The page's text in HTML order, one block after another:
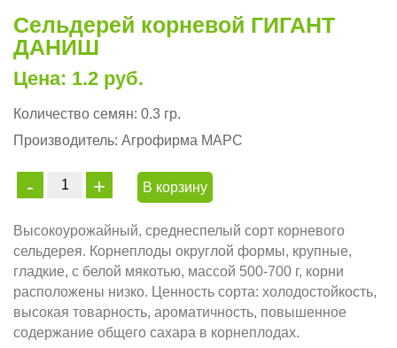
Сельдерей корневой ГИГАНТ
ДАНИШ
Цена: 1.2 руб.
Количество семян: 0.3 гр.
Производитель: Агрофирма МАРС
В корзину
Высокоурожайный, среднеспелый сорт корневого
сельдерея. Корнеплоды округлой формы, крупные,
гладкие, с белой мякотью, массой 500-700 г, корни
расположены низко. Ценность сорта: холодостойкость,
высокая товарность, ароматичность, повышенное
содержание общего сахара в корнеплодах.